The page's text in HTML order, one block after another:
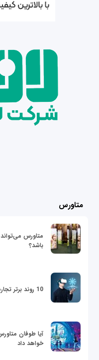
متاورس
متاورس
باشد؟
10 روند برتر تجارت و فناوری در سال 2022
آیا طوفان
خواهد داد